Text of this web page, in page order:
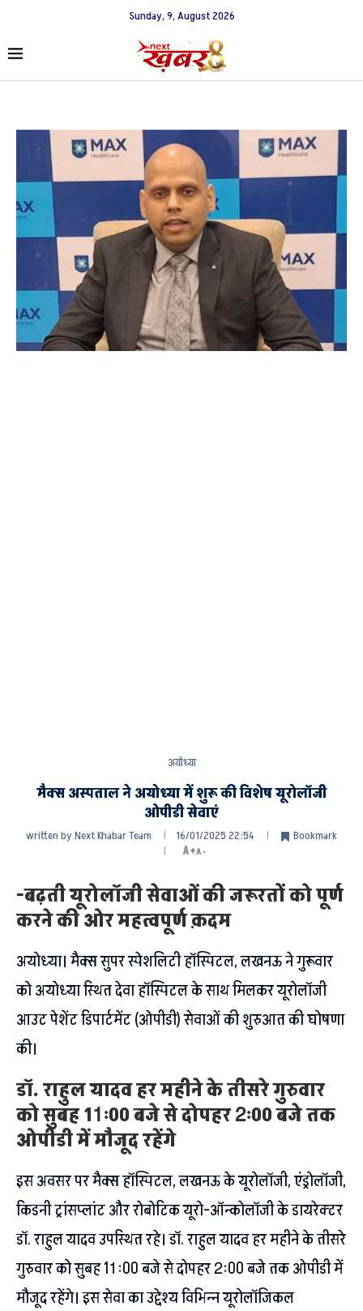
Sunday, 9, August 2026
अयोध्या
मैक्स अस्पताल ने अयोध्या में शुरू की विशेष यूरोलॉजी
ओपीडी सेवाएं
written byNext Khabar Team 16/01/2025 22:54
Bookmark
A+A-
-बढ़ती यूरोलॉजी सेवाओं की जरूरतों को पूर्ण
करने की ओर महत्वपूर्ण क़दम
अयोध्या। मैक्स सुपर स्पेशलिटी हॉस्पिटल, लखनऊ ने गुरूवार
को अयोध्या स्थित देवा हॉस्पिटल के साथ मिलकर यूरोलॉजी
आउट पेशेंट डिपार्टमेंट (ओपीडी) सेवाओं की शुरुआत की घोषणा
की।
डॉ. राहुल यादव हर महीने के तीसरे गुरुवार
को सुबह 11ः00 बजे से दोपहर 2ः00 बजे तक
ओपीडी में मौजूद रहेंगे
इस अवसर पर मैक्स हॉस्पिटल, लखनऊ के यूरोलॉजी, एंड्रोलॉजी,
किडनी ट्रांसप्लांट और रोबोटिक यूरो-ऑन्कोलॉजी के डायरेक्टर
डॉ. राहुल यादव उपस्थित रहे। डॉ. राहुल यादव हर महीने के तीसरे
गुरुवार को सुबह 11ः00 बजे से दोपहर 2ः00 बजे तक ओपीडी में
मौजूद रहेंगे। इस सेवा का उद्देश्य विभिन्न यूरोलॉजिकल